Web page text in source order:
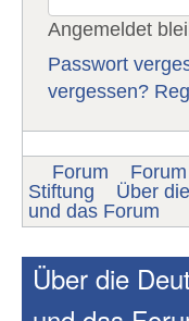
Angemeldet
Passwort
vergessen?
Forum
Stiftung
Über
und das Forum
Über die